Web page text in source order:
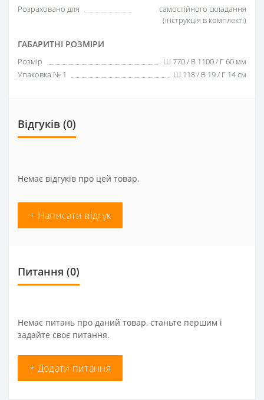
Розраховано для
самостійного складання
(інструкція в комплекті)
ГАБАРИТНІ РОЗМІРИ
Розмір
Ш 770 / В 1100 / Г 60 мм
Упаковка № 1
Ш 118 / В 19 / Г 14 cм
Відгуків (0)
Немає відгуків про цей товар.
+ Написати відгук
Питання (0)
Немає питань про даний товар, станьте першим і
задайте своє питання.
+ Додати питання